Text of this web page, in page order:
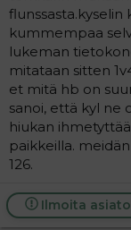
flunssasta.kyselin
kummempaa
lukeman
mitataan sitten
et mitä hb on
sanoi, että kyl ne
hiukan
paikkeilla.
126.
Ilmoita